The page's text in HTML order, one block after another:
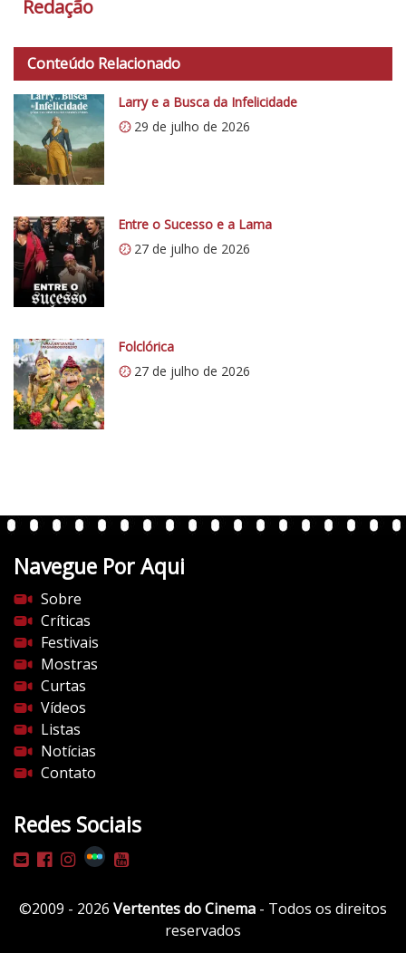
o
C
r
í
t
c
o
5
1
Redação
Conteúdo Relacionado
Larry e a Busca da Infelicidade
29 de julho de 2026
Entre o Sucesso e a Lama
27 de julho de 2026
Folclórica
27 de julho de 2026
Navegue Por Aqui
Sobre
Críticas
Festivais
Mostras
Curtas
Vídeos
Listas
Notícias
Contato
Redes Sociais
©2009 - 2026 Vertentes do Cinema - Todos os direitos
reservados